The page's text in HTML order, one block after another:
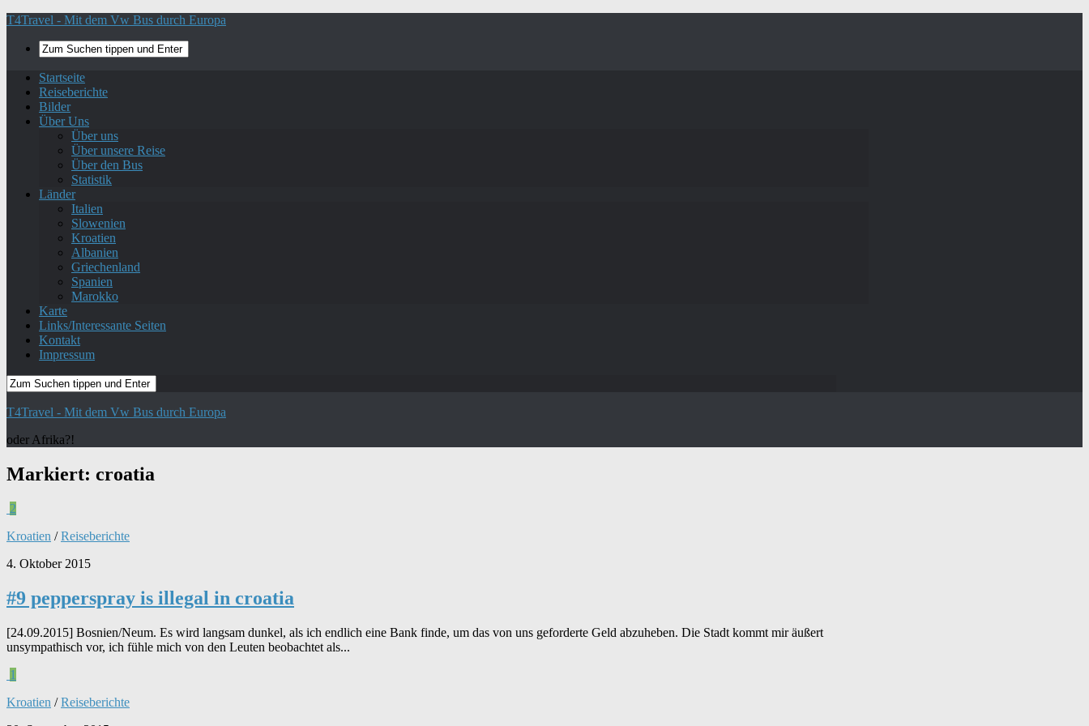
T4Travel - Mit dem Vw Bus durch Europa
Startseite
Reiseberichte
Bilder
Über Uns
Über uns
Über unsere Reise
Über den Bus
Statistik
Länder
Italien
Slowenien
Kroatien
Albanien
Griechenland
Spanien
Marokko
Karte
Links/Interessante Seiten
Kontakt
Impressum
T4Travel - Mit dem Vw Bus durch Europa
oder Afrika?!
Markiert: croatia
2
Kroatien /Reiseberichte
4. Oktober 2015
#9 pepperspray is illegal in croatia
[24.09.2015] Bosnien/Neum. Es wird langsam dunkel, als ich endlich eine Bank finde, um das von uns geforderte Geld abzuheben. Die Stadt kommt mir äußert
unsympathisch vor, ich fühle mich von den Leuten beobachtet als...
1
Kroatien /Reiseberichte